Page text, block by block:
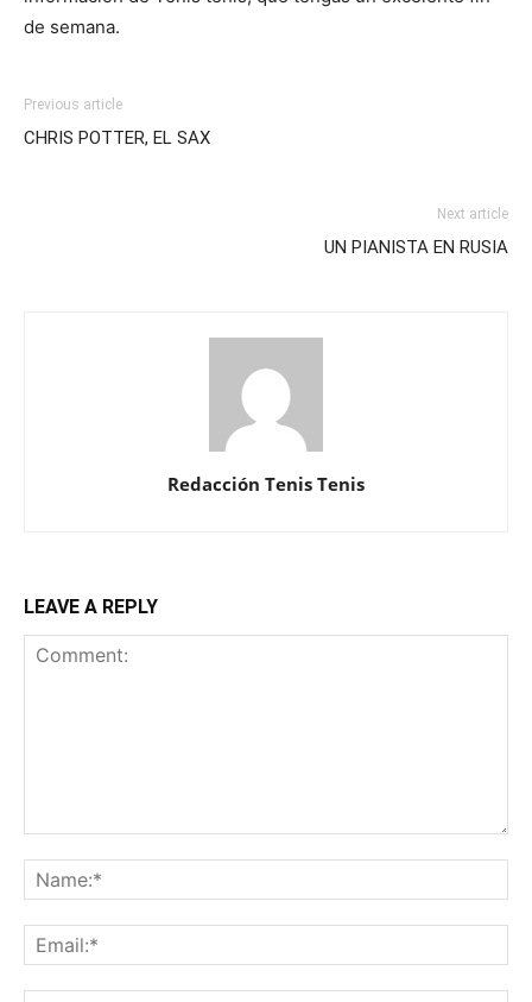
de semana.
Previous article
CHRIS POTTER, EL SAX
Next article
UN PIANISTA EN RUSIA
Redacción Tenis Tenis
LEAVE A REPLY